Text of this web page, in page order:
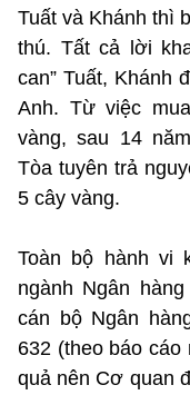
Tuất và Khánh thì
thú. Tất cả lời
can” Tuất, Khánh
Anh. Từ việc
vàng, sau 14
Tòa tuyên trả
5 cây vàng.
Toàn bộ hành vi
ngành Ngân
cán bộ Ngân
632 (theo báo
quả nên Cơ quan